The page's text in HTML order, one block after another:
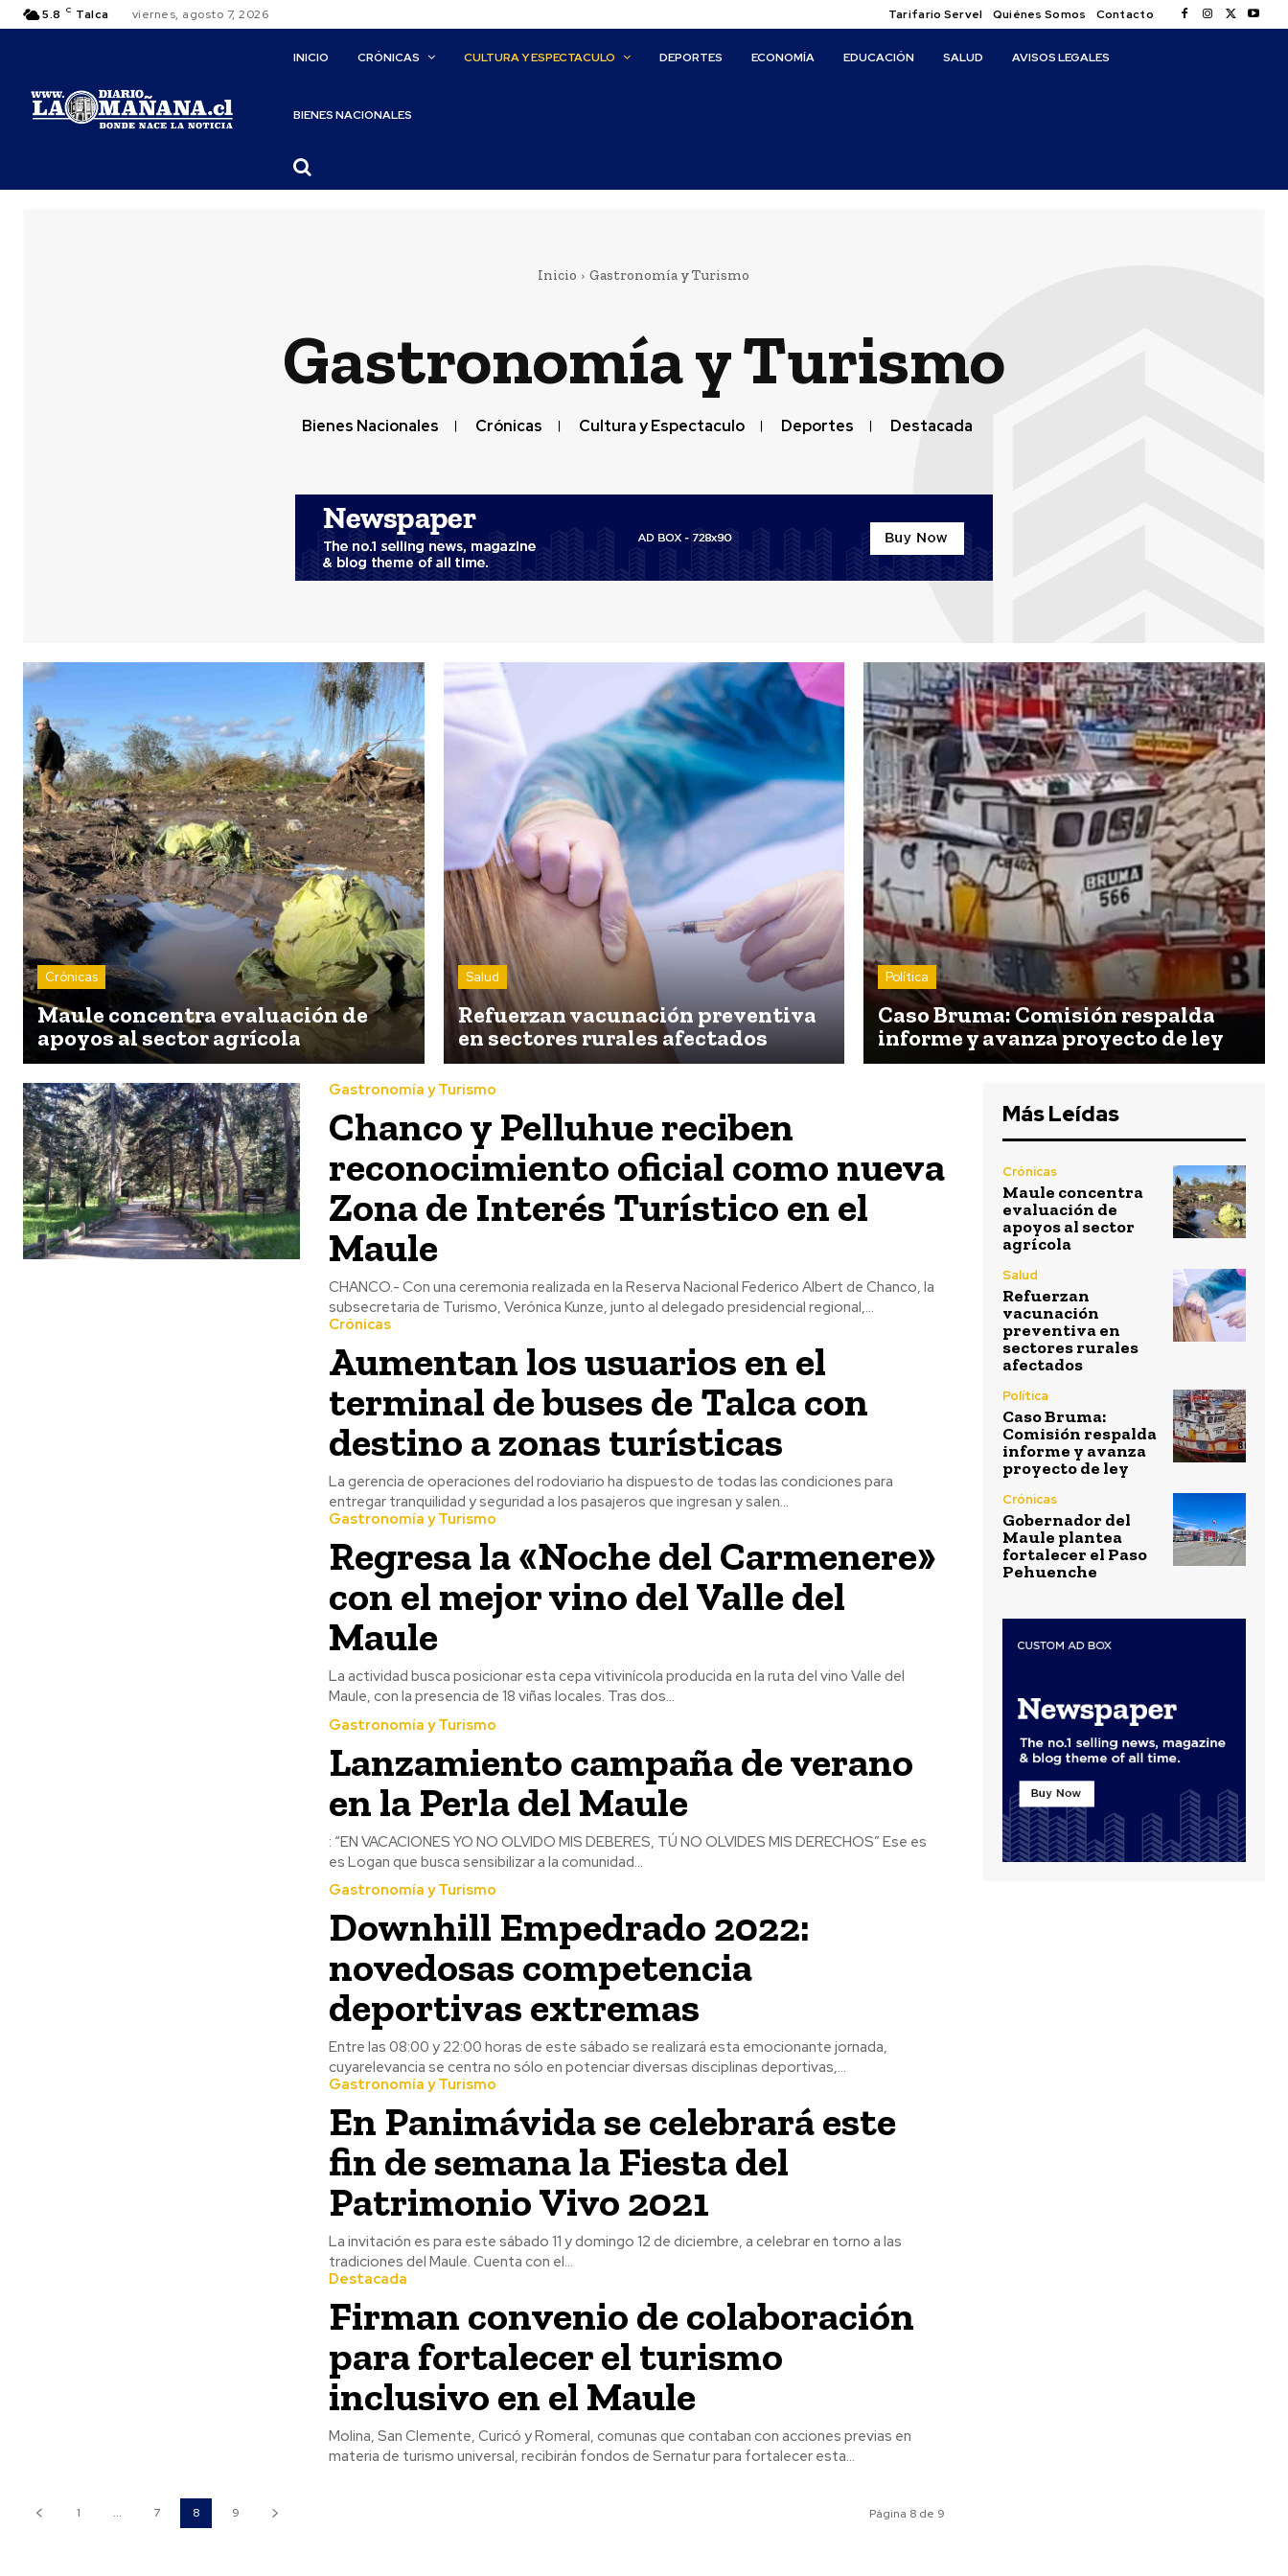
5.8 C Talca viernes, agosto 7, 2026 Tarifario Servel Quiénes Somos Contacto
INICIO CRÓNICAS CULTURA Y ESPECTACULO DEPORTES ECONOMÍA EDUCACIÓN SALUD AVISOS LEGALES
BIENES NACIONALES
Inicio Gastronomía y Turismo
Gastronomía y Turismo
Bienes Nacionales Crónicas Cultura y Espectaculo Deportes Destacada
Crónicas
Maule concentra evaluación de
apoyos al sector agrícola
Salud
Refuerzan vacunación preventiva
en sectores rurales afectados
Política
Caso Bruma: Comisión respalda
informe y avanza proyecto de ley
Gastronomía y Turismo
Chanco y Pelluhue reciben
reconocimiento oficial como nueva
Zona de Interés Turístico en el
Maule
CHANCO.- Con una ceremonia realizada en la Reserva Nacional Federico Albert de Chanco, la
subsecretaria de Turismo, Verónica Kunze, junto al delegado presidencial regional,...
Crónicas
Aumentan los usuarios en el
terminal de buses de Talca con
destino a zonas turísticas
La gerencia de operaciones del rodoviario ha dispuesto de todas las condiciones para
entregar tranquilidad y seguridad a los pasajeros que ingresan y salen...
Gastronomía y Turismo
Regresa la «Noche del Carmenere»
con el mejor vino del Valle del
Maule
La actividad busca posicionar esta cepa vitivinícola producida en la ruta del vino Valle del
Maule, con la presencia de 18 viñas locales. Tras dos...
Gastronomía y Turismo
Lanzamiento campaña de verano
en la Perla del Maule
: “EN VACACIONES YO NO OLVIDO MIS DEBERES, TÚ NO OLVIDES MIS DERECHOS” Ese es
es Logan que busca sensibilizar a la comunidad...
Gastronomía y Turismo
Downhill Empedrado 2022:
novedosas competencia
deportivas extremas
Entre las 08:00 y 22:00 horas de este sábado se realizará esta emocionante jornada,
cuyarelevancia se centra no sólo en potenciar diversas disciplinas deportivas,...
Gastronomía y Turismo
En Panimávida se celebrará este
fin de semana la Fiesta del
Patrimonio Vivo 2021
La invitación es para este sábado 11 y domingo 12 de diciembre, a celebrar en torno a las
tradiciones del Maule. Cuenta con el...
Destacada
Firman convenio de colaboración
para fortalecer el turismo
inclusivo en el Maule
Molina, San Clemente, Curicó y Romeral, comunas que contaban con acciones previas en
materia de turismo universal, recibirán fondos de Sernatur para fortalecer esta...
1 ... 7 8 9 Página 8 de 9
Más Leídas
Crónicas
Maule concentra
evaluación de
apoyos al sector
agrícola
Salud
Refuerzan
vacunación
preventiva en
sectores rurales
afectados
Política
Caso Bruma:
Comisión respalda
informe y avanza
proyecto de ley
Crónicas
Gobernador del
Maule plantea
fortalecer el Paso
Pehuenche